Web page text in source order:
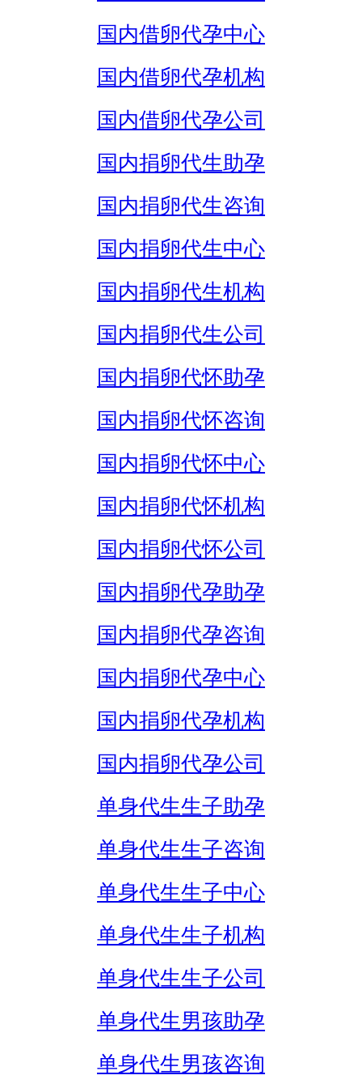
国内借卵代孕中心
国内借卵代孕机构
国内借卵代孕公司
国内捐卵代生助孕
国内捐卵代生咨询
国内捐卵代生中心
国内捐卵代生机构
国内捐卵代生公司
国内捐卵代怀助孕
国内捐卵代怀咨询
国内捐卵代怀中心
国内捐卵代怀机构
国内捐卵代怀公司
国内捐卵代孕助孕
国内捐卵代孕咨询
国内捐卵代孕中心
国内捐卵代孕机构
国内捐卵代孕公司
单身代生生子助孕
单身代生生子咨询
单身代生生子中心
单身代生生子机构
单身代生生子公司
单身代生男孩助孕
单身代生男孩咨询